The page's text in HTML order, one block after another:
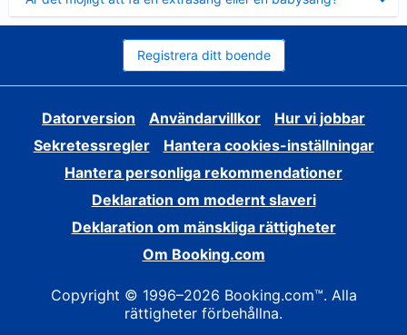
mindre
Registrera ditt boende
Datorversion Användarvillkor
Hur vi jobbar
Sekretessregler
Hantera cookies-inställningar
Hantera personliga rekommendationer
Deklaration om modernt slaveri
Deklaration om mänskliga rättigheter
Om Booking.com
Copyright © 1996–2026 Booking.com™. Alla
rättigheter förbehållna.